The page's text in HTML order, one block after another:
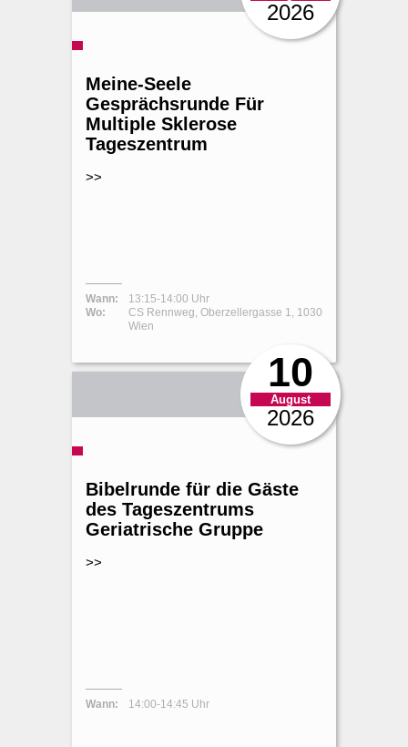
2026
Meine-Seele
Gesprächsrunde Für
Multiple Sklerose
Tageszentrum
>>
Wann:
13:15-14:00 Uhr
Wo:
CS Rennweg, Oberzellergasse 1, 1030
Wien
10
August
2026
Bibelrunde für die Gäste
des Tageszentrums
Geriatrische Gruppe
>>
Wann: 14:00-14:45 Uhr